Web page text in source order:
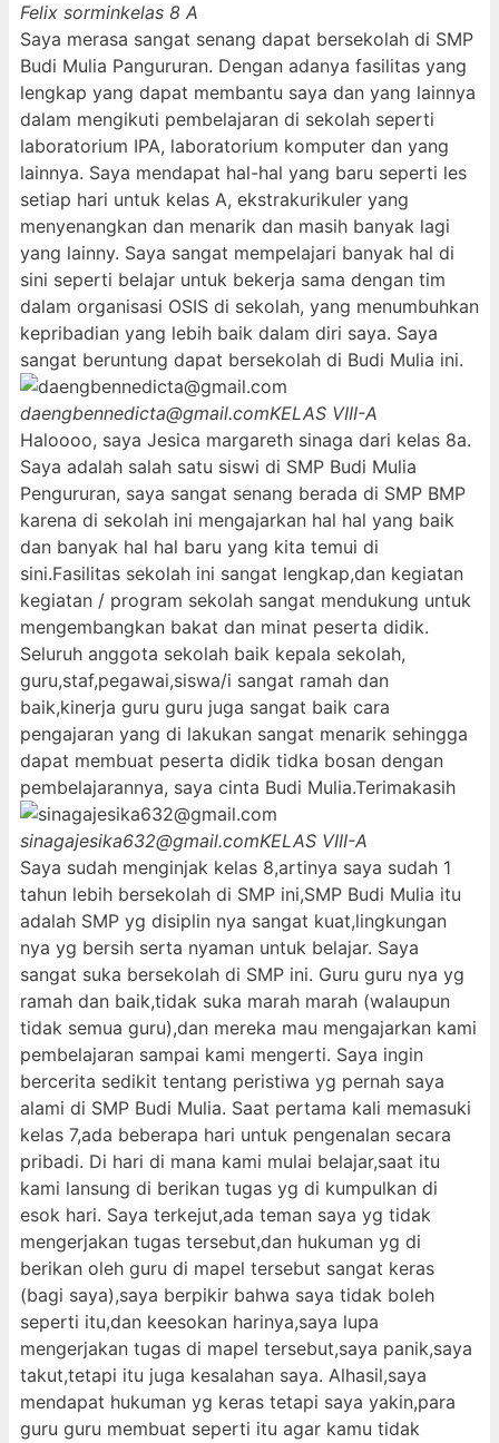
Felix sorminkelas 8 A
Saya merasa sangat senang dapat bersekolah di SMP
Budi Mulia Pangururan. Dengan adanya fasilitas yang
lengkap yang dapat membantu saya dan yang lainnya
dalam mengikuti pembelajaran di sekolah seperti
laboratorium IPA, laboratorium komputer dan yang
lainnya. Saya mendapat hal-hal yang baru seperti les
setiap hari untuk kelas A, ekstrakurikuler yang
menyenangkan dan menarik dan masih banyak lagi
yang lainny. Saya sangat mempelajari banyak hal di
sini seperti belajar untuk bekerja sama dengan tim
dalam organisasi OSIS di sekolah, yang menumbuhkan
kepribadian yang lebih baik dalam diri saya. Saya
sangat beruntung dapat bersekolah di Budi Mulia ini.
daengbennedicta@gmail.comKELAS VIII-A
Haloooo, saya Jesica margareth sinaga dari kelas 8a.
Saya adalah salah satu siswi di SMP Budi Mulia
Pengururan, saya sangat senang berada di SMP BMP
karena di sekolah ini mengajarkan hal hal yang baik
dan banyak hal hal baru yang kita temui di
sini.Fasilitas sekolah ini sangat lengkap,dan kegiatan
kegiatan / program sekolah sangat mendukung untuk
mengembangkan bakat dan minat peserta didik.
Seluruh anggota sekolah baik kepala sekolah,
guru,staf,pegawai,siswa/i sangat ramah dan
baik,kinerja guru guru juga sangat baik cara
pengajaran yang di lakukan sangat menarik sehingga
dapat membuat peserta didik tidka bosan dengan
pembelajarannya, saya cinta Budi Mulia.Terimakasih
sinagajesika632@gmail.comKELAS VIII-A
Saya sudah menginjak kelas 8,artinya saya sudah 1
tahun lebih bersekolah di SMP ini,SMP Budi Mulia itu
adalah SMP yg disiplin nya sangat kuat,lingkungan
nya yg bersih serta nyaman untuk belajar. Saya
sangat suka bersekolah di SMP ini. Guru guru nya yg
ramah dan baik,tidak suka marah marah (walaupun
tidak semua guru),dan mereka mau mengajarkan kami
pembelajaran sampai kami mengerti. Saya ingin
bercerita sedikit tentang peristiwa yg pernah saya
alami di SMP Budi Mulia. Saat pertama kali memasuki
kelas 7,ada beberapa hari untuk pengenalan secara
pribadi. Di hari di mana kami mulai belajar,saat itu
kami lansung di berikan tugas yg di kumpulkan di
esok hari. Saya terkejut,ada teman saya yg tidak
mengerjakan tugas tersebut,dan hukuman yg di
berikan oleh guru di mapel tersebut sangat keras
(bagi saya),saya berpikir bahwa saya tidak boleh
seperti itu,dan keesokan harinya,saya lupa
mengerjakan tugas di mapel tersebut,saya panik,saya
takut,tetapi itu juga kesalahan saya. Alhasil,saya
mendapat hukuman yg keras tetapi saya yakin,para
guru guru membuat seperti itu agar kamu tidak